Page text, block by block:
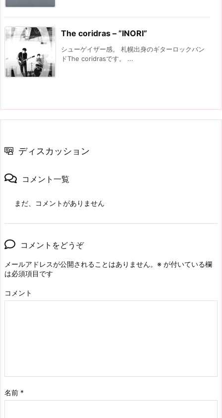
The coridras – ”INORI”
シューゲイザー感。 札幌出身のギターロックバン
ドThe coridrasです。 ...
ディスカッション
コメント一覧
まだ、コメントがありません
コメントをどうぞ
メールアドレスが公開されることはありません。 ※ が付いている欄
は必須項目です
コメント
名前 *